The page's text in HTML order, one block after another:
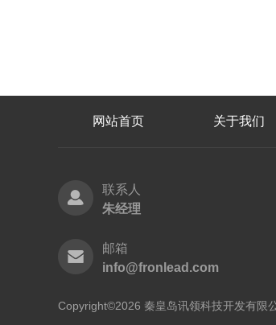
网站首页 关于我们
联系人
朱经理
邮箱
info@fronlead.com
Copyright©2026 秦皇岛讯领科技开发有限